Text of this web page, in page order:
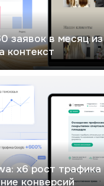
заявок в месяц
контекст
х6 рост
конверсий